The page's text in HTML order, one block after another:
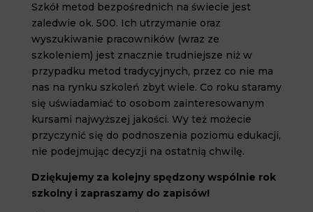
Szkół metod bezpośrednich na świecie jest
zaledwie ok. 500. Ich utrzymanie oraz
wyszukiwanie pracowników (wraz ze
szkoleniem) jest znacznie trudniejsze niż w
przypadku metod tradycyjnych, przez co nie ma
nas na rynku szkoleń zbyt wiele. Co roku staramy
się uświadamiać to osobom zainteresowanym
kursami najwyższej jakości. Wy też możecie
przyczynić się do podnoszenia poziomu edukacji,
nie podejmując decyzji na ostatnią chwilę.
Dziękujemy za kolejny spędzony wspólnie rok
szkolny i zapraszamy do zapisów!